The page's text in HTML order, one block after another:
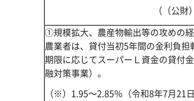
（（公
①規模拡大、農産物輸出等の攻めの
農業者は、貸付当初5年間の金利負
期限に応じてスーパーＬ資金の貸付
融対策事業）。
（※）1.95～2.85％（令和8年7月21